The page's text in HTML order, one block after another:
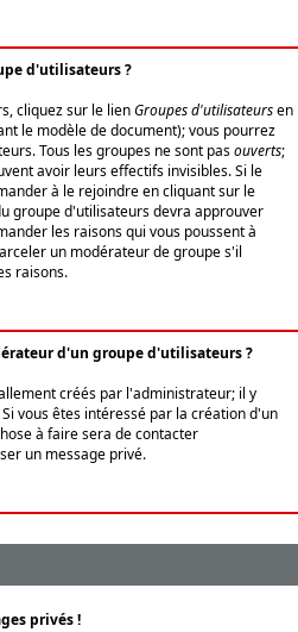
d'utilisateurs ?
cliquez sur le lienGroupes d'utilisateursen
le modèle de document); vous pourrez
Tous les groupes ne sont pasouverts;
avoir leurs effectifs invisibles. Si le
à le rejoindre en cliquant sur le
groupe d'utilisateurs devra approuver
les raisons qui vous poussent à
un modérateur de groupe s'il
raisons.
d'un groupe d'utilisateurs ?
créés par l'administrateur; il y
vous êtes intéressé par la création d'un
à faire sera de contacter
un message privé.
privés !